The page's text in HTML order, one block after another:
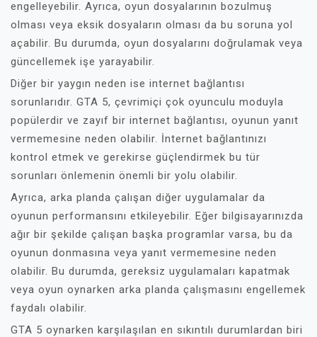
engelleyebilir. Ayrıca, oyun dosyalarının bozulmuş
olması veya eksik dosyaların olması da bu soruna yol
açabilir. Bu durumda, oyun dosyalarını doğrulamak veya
güncellemek işe yarayabilir.
Diğer bir yaygın neden ise internet bağlantısı
sorunlarıdır. GTA 5, çevrimiçi çok oyunculu moduyla
popülerdir ve zayıf bir internet bağlantısı, oyunun yanıt
vermemesine neden olabilir. İnternet bağlantınızı
kontrol etmek ve gerekirse güçlendirmek bu tür
sorunları önlemenin önemli bir yolu olabilir.
Ayrıca, arka planda çalışan diğer uygulamalar da
oyunun performansını etkileyebilir. Eğer bilgisayarınızda
ağır bir şekilde çalışan başka programlar varsa, bu da
oyunun donmasına veya yanıt vermemesine neden
olabilir. Bu durumda, gereksiz uygulamaları kapatmak
veya oyun oynarken arka planda çalışmasını engellemek
faydalı olabilir.
GTA 5 oynarken karşılaşılan en sıkıntılı durumlardan biri